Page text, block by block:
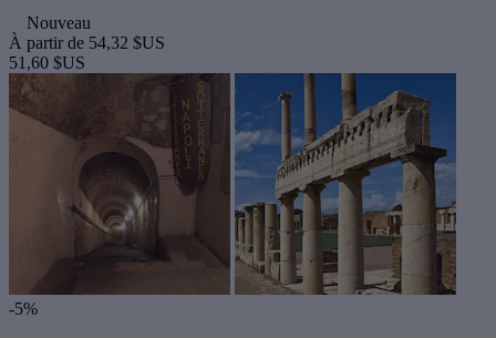
Nouveau
À partir de 54,32 $US
51,60 $US
-5%